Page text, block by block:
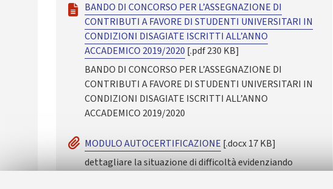
BANDO DI CONCORSO PER L’ASSEGNAZIONE DI
CONTRIBUTI A FAVORE DI STUDENTI UNIVERSITARI IN
CONDIZIONI DISAGIATE ISCRITTI ALL’ANNO
ACCADEMICO 2019/2020 [.pdf 230 KB]
BANDO DI CONCORSO PER L’ASSEGNAZIONE DI
CONTRIBUTI A FAVORE DI STUDENTI UNIVERSITARI IN
CONDIZIONI DISAGIATE ISCRITTI ALL’ANNO
ACCADEMICO 2019/2020
MODULO AUTOCERTIFICAZIONE [.docx 17 KB]
dettagliare la situazione di difficoltà evidenziando